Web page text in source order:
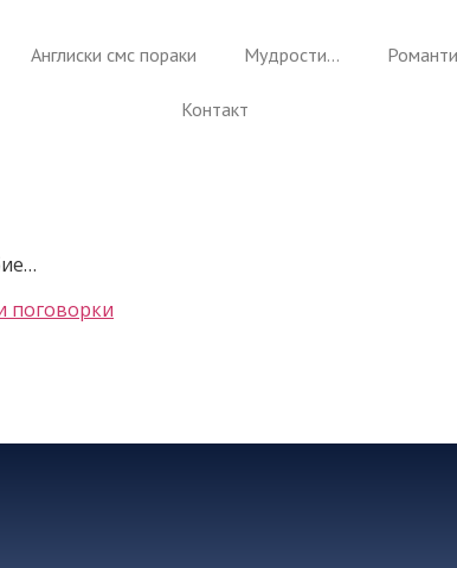
Англиски смс пораки Мудрости…
Контакт
поговорки